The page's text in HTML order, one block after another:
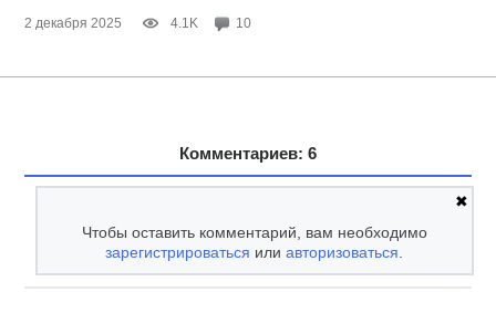
2 декабря 2025 4.1K 10
Комментариев: 6
✖
Чтобы оставить комментарий, вам необходимо
зарегистрироваться илиавторизоваться.